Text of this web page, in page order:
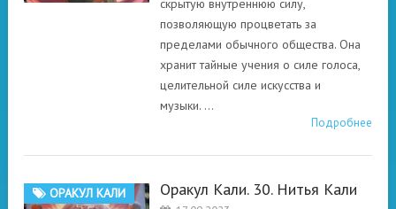
скрытую внутреннюю силу,
позволяющую процветать за
пределами обычного общества. Она
хранит тайные учения о силе голоса,
целительной силе искусства и
музыки. …
Подробнее
ОРАКУЛ КАЛИ Оракул Кали. 30. Нитья Кали